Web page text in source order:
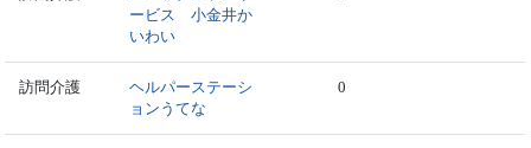
ービス 小金井か
いわい
訪問介護
ヘルパーステーシ
ョンうてな
0